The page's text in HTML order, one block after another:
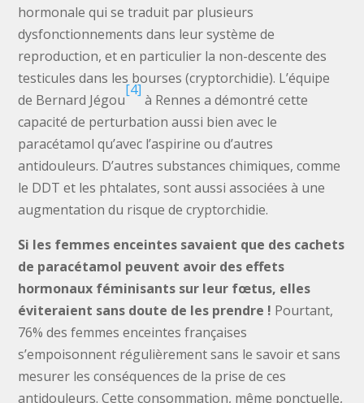
hormonale qui se traduit par plusieurs
dysfonctionnements dans leur système de
reproduction, et en particulier la non-descente des
testicules dans les bourses (cryptorchidie). L’équipe
de Bernard Jégou
[4]
à Rennes a démontré cette
capacité de perturbation aussi bien avec le
paracétamol qu’avec l’aspirine ou d’autres
antidouleurs. D’autres substances chimiques, comme
le DDT et les phtalates, sont aussi associées à une
augmentation du risque de cryptorchidie.
Si les femmes enceintes savaient que des cachets
de paracétamol peuvent avoir des effets
hormonaux féminisants sur leur fœtus, elles
éviteraient sans doute de les prendre ! Pourtant,
76% des femmes enceintes françaises
s’empoisonnent régulièrement sans le savoir et sans
mesurer les conséquences de la prise de ces
antidouleurs. Cette consommation, même ponctuelle,